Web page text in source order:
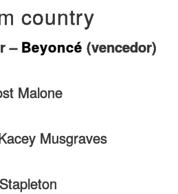
country
– Beyoncé (vencedor)
Malone
Musgraves